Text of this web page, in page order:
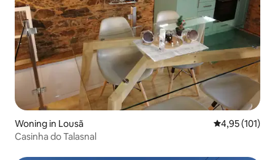
Woning in Lousã Gemiddelde
4,95 (101)
Casinha do Talasnal